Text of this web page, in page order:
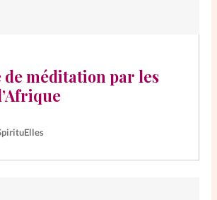
de méditation par les